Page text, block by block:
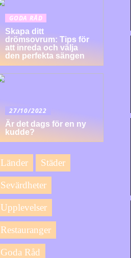
GODA RÅD
Skapa ditt
drömsovrum: Tips för
att inreda och välja
den perfekta sängen
27/10/2022
Är det dags för en ny
kudde?
Länder Städer
Sevärdheter
Upplevelser
Restauranger
Goda Råd